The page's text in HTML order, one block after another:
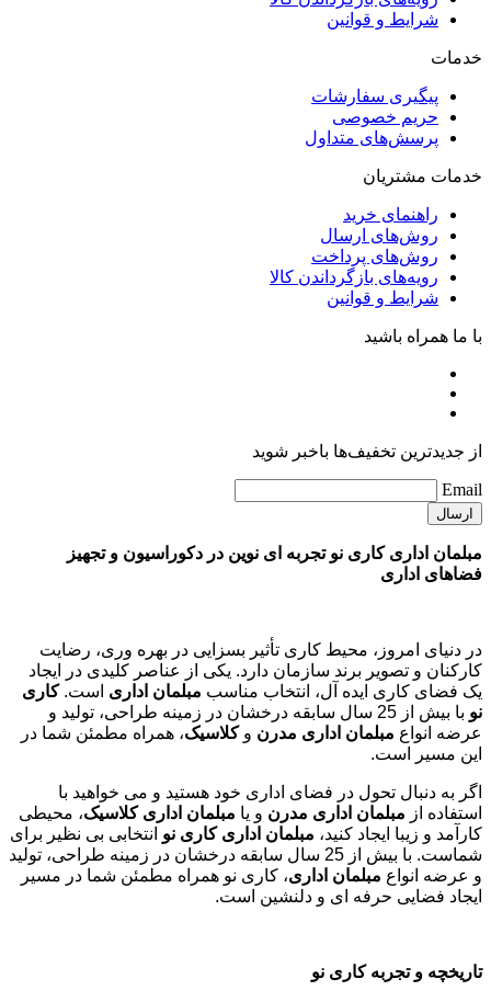
شرایط و قوانین
خدمات
پیگیری سفارشات
حریم خصوصی
پرسش‌های متداول
خدمات مشتریان
راهنمای خرید
روش‌های ارسال
روش‌های پرداخت
رویه‌های بازگرداندن کالا
شرایط و قوانین
با ما همراه باشید
از جدیدترین تخفیف‌ها باخبر شوید
Email
مبلمان اداری کاری نو تجربه ای نوین در دکوراسیون و تجهیز
فضاهای اداری
در دنیای امروز، محیط کاری تأثیر بسزایی در بهره وری، رضایت
کارکنان و تصویر برند سازمان دارد. یکی از عناصر کلیدی در ایجاد
یک فضای کاری ایده آل، انتخاب مناسب مبلمان اداری است.کاری
نو
با بیش از 25 سال سابقه درخشان در زمینه طراحی، تولید و
عرضه انواع مبلمان اداری مدرن وکلاسیک، همراه مطمئن شما در
این مسیر است.
اگر به دنبال تحول در فضای اداری خود هستید و می خواهید با
استفاده از مبلمان اداری مدرن و یا مبلمان اداری کلاسیک، محیطی
کارآمد و زیبا ایجاد کنید، مبلمان اداری کاری نو انتخابی بی نظیر برای
شماست. با بیش از 25 سال سابقه درخشان در زمینه طراحی، تولید
و عرضه انواع مبلمان اداری، کاری نو همراه مطمئن شما در مسیر
ایجاد فضایی حرفه ای و دلنشین است.
تاریخچه و تجربه کاری نو